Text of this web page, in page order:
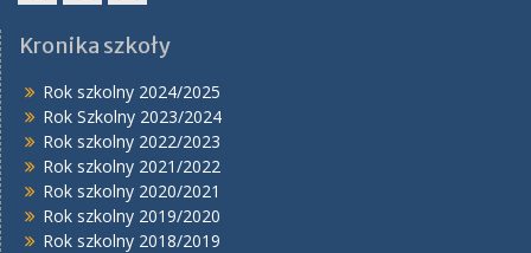
Kronika szkoły
Rok szkolny 2024/2025
Rok Szkolny 2023/2024
Rok szkolny 2022/2023
Rok szkolny 2021/2022
Rok szkolny 2020/2021
Rok szkolny 2019/2020
Rok szkolny 2018/2019